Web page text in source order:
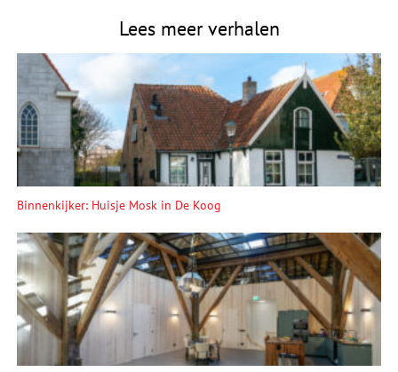
Lees meer verhalen
Binnenkijker: Huisje Mosk in De Koog